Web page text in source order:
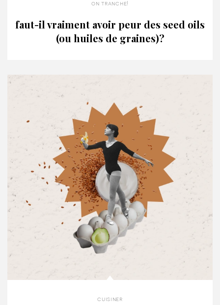
on tranche!
faut-il vraiment avoir peur des seed oils
(ou huiles de graines)?
cuisiner